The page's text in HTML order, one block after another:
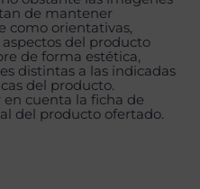
de mantener
como orientativas,
del producto
de forma estética,
distintas a las indicadas
del producto.
cuenta la ficha de
del producto ofertado.